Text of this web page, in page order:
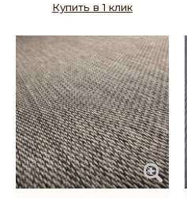
Купить в 1 клик